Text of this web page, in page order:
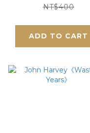
NT$400
ADD TO CART